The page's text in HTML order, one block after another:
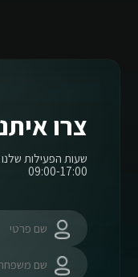
צרו
09:00-17:00